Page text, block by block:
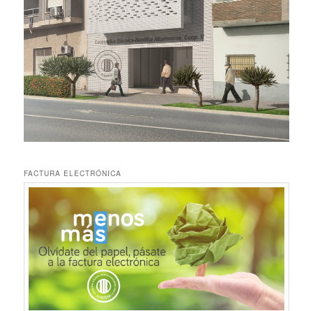
FACTURA ELECTRÓNICA